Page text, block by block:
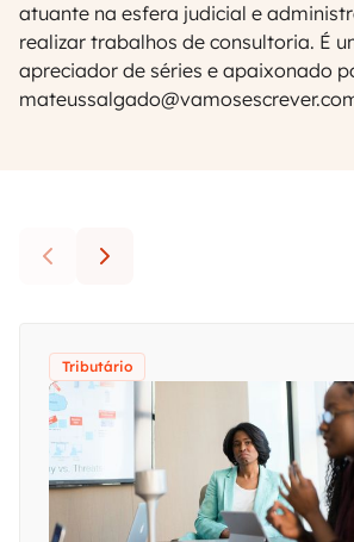
atuante na esfera judicial e
realizar trabalhos de consultoria. É
apreciador de séries e apaixonado
Tributário